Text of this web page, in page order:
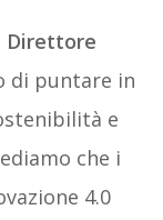
Direttore
di puntare in
e
che i
4.0